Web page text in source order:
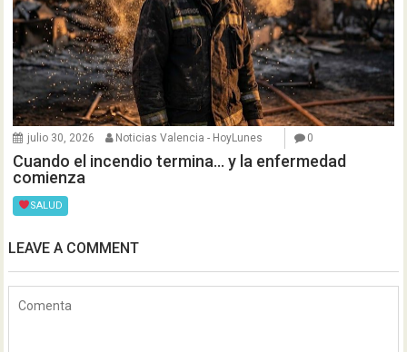
julio 30, 2026 Noticias Valencia - HoyLunes 0
Cuando el incendio termina… y la enfermedad
comienza
SALUD
LEAVE A COMMENT